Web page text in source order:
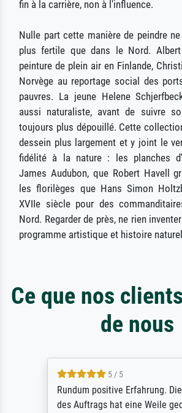
fin à la carrière, non à l'influence.
Nulle part cette manière de peindre
plus fertile que dans le Nord.
peinture de plein air en Finlande,
Norvège au reportage social des
pauvres. La jeune Helene
aussi naturaliste, avant de suivre
toujours plus dépouillé. Cette
dessein plus largement et y joint le
fidélité à la nature : les planches
James Audubon, que Robert Havell
les florilèges que Hans Simon
XVIIe siècle pour des
Nord. Regarder de près, ne rien
programme artistique et histoire
Ce que nos
de nous
5 / 5
Rundum positive Erfahrung. Die
des Auftrags hat eine Weile